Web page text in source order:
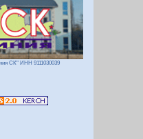
СК" ИНН 9111030039